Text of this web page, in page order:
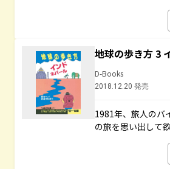
地球の歩き方 3
D-Books
2018.12.20 発売
1981年、旅人の
の旅を思い出して